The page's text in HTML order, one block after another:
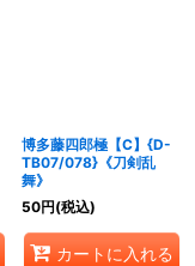
博多藤四郎極【C】{D-
TB07/078}《刀剣乱
舞》
50円(税込)
カートに入れる